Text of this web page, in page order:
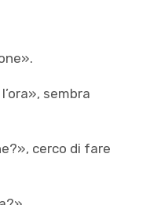
sembra
cerco di fare